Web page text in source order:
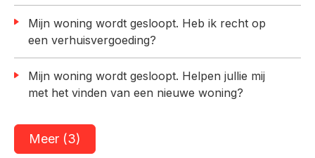
Mijn woning wordt gesloopt. Heb ik recht op
een verhuisvergoeding?
Mijn woning wordt gesloopt. Helpen jullie mij
met het vinden van een nieuwe woning?
Meer (3)